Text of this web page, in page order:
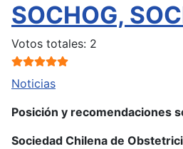
SOCHOG,
Ratio: 5/5
Votos totales: 2
Noticias
Posición y recomendaciones
Sociedad Chilena de